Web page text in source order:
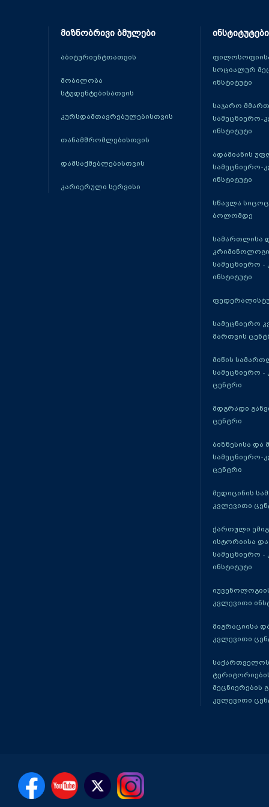
მიზნობრივი ბმულები
აბიტურიენტთათვის
მობილობა
სტუდენტებისათვის
კურსდამთავრებულებისთვის
თანამშრომლებისთვის
დამსაქმებლებისთვის
კარიერული სერვისი
სოციალურ
ინსტიტუტი
საჯარო
სამეცნიერო-
ინსტიტუტი
ადამიანის
სამეცნიერო-
ინსტიტუტი
სწავლა
ბოლომდე
სამართლისა
სამეცნიერო -
ინსტიტუტი
სამეცნიერო
მართვის
მიწის
სამეცნიერო -
ცენტრი
მდგრადი
ცენტრი
ბიზნესისა და
სამეცნიერო-
ცენტრი
მედიცინის
კვლევითი
ქართული
ისტორიისა
სამეცნიერო -
ინსტიტუტი
კვლევითი
მიგრაციისა
კვლევითი
მეცნიერების
კვლევითი